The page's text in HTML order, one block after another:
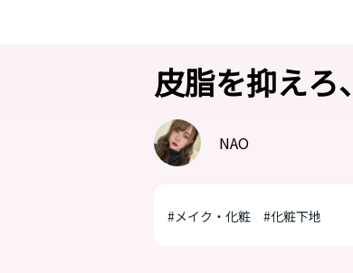
皮脂を抑えろ
NAO
#メイク・化粧 #化粧下地